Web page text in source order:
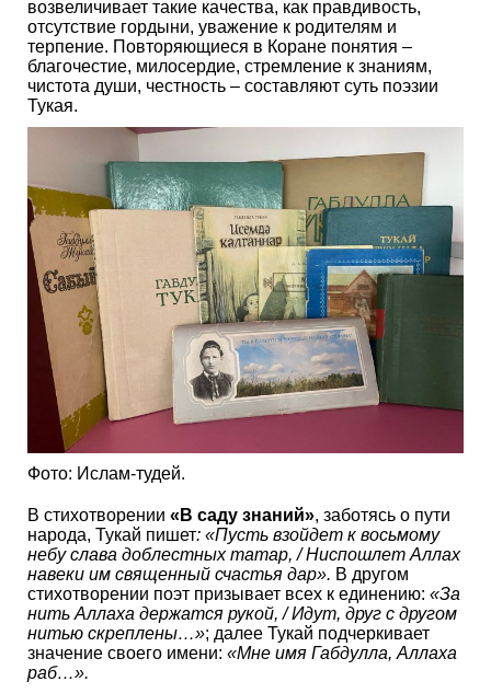
возвеличивает такие качества, как правдивость,
отсутствие гордыни, уважение к родителям и
терпение. Повторяющиеся в Коране понятия –
благочестие, милосердие, стремление к знаниям,
чистота души, честность – составляют суть поэзии
Тукая.
Фото: Ислам-тудей.
В стихотворении «В саду знаний», заботясь о пути
народа, Тукай пишет: «Пусть взойдет к восьмому
небу слава доблестных татар, / Ниспошлет Аллах
навеки им священный счастья дар». В другом
стихотворении поэт призывает всех к единению: «За
нить Аллаха держатся рукой, / Идут, друг с другом
нитью скреплены…»; далее Тукай подчеркивает
значение своего имени: «Мне имя Габдулла, Аллаха
раб…».